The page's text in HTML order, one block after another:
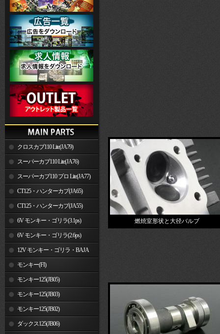
クロスカブ110 Lite(JA79)
スーパーカブ110 Lite(JA76)
スーパーカブ110 プロ Lite(JA77)
CT125・ハンターカブ(JA65)
CT125・ハンターカブ(JA55)
6V モンキー・ゴリラ(3.1ps)
6V モンキー・ゴリラ(2.6ps)
12V モンキー・ゴリラ・BAJA
モンキー(FI)
モンキー125(JB05)
モンキー125(JB03)
モンキー125(JB02)
ダックス125(JB06)
燃焼室形状と大径バルブ